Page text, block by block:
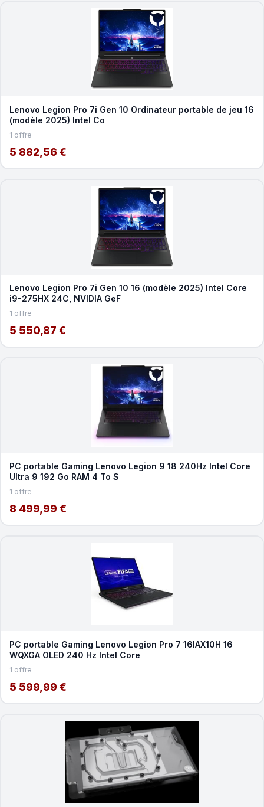
Lenovo Legion Pro 7i Gen 10 Ordinateur portable de jeu 16
(modèle 2025) Intel Co
1 offre
5 882,56 €
Lenovo Legion Pro 7i Gen 10 16 (modèle 2025) Intel Core
i9-275HX 24C, NVIDIA GeF
1 offre
5 550,87 €
PC portable Gaming Lenovo Legion 9 18 240Hz Intel Core
Ultra 9 192 Go RAM 4 To S
1 offre
8 499,99 €
PC portable Gaming Lenovo Legion Pro 7 16IAX10H 16
WQXGA OLED 240 Hz Intel Core
1 offre
5 599,99 €